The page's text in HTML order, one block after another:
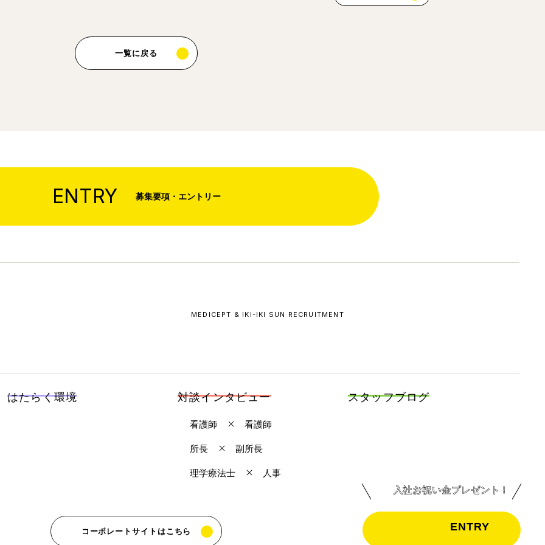
入社お祝い金プレゼント！
ENTRY
一覧に戻る
ENTRY 募集要項・エントリー
MEDICEPT & IKI-IKI SUN RECRUITMENT
はたらく環境 対談インタビュー
看護師 看護師
所長 副所長
理学療法士 人事
スタッフブログ
コーポレートサイトはこちら